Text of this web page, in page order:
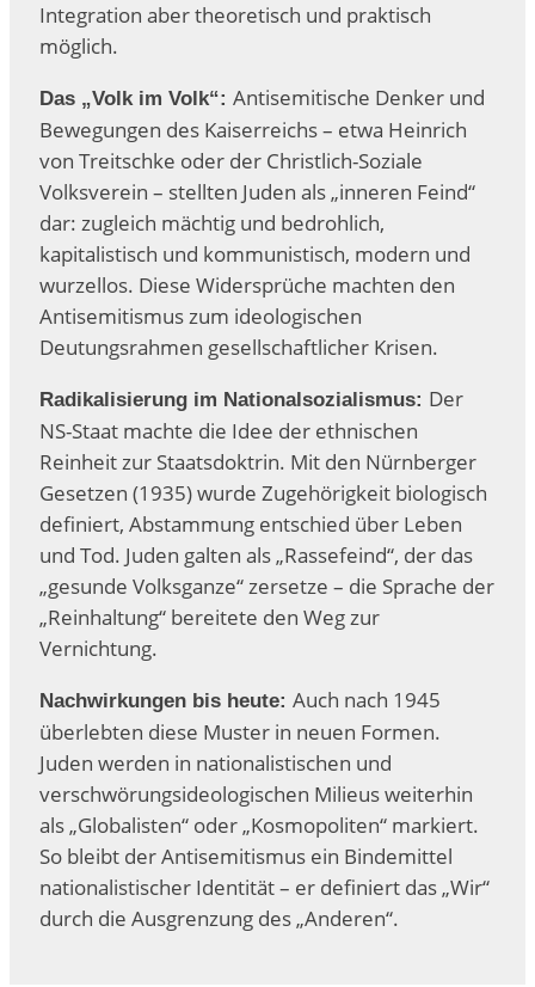
Integration aber theoretisch und praktisch
möglich.
Das „Volk im Volk“: Antisemitische Denker und
Bewegungen des Kaiserreichs – etwa Heinrich
von Treitschke oder der Christlich-Soziale
Volksverein – stellten Juden als „inneren Feind“
dar: zugleich mächtig und bedrohlich,
kapitalistisch und kommunistisch, modern und
wurzellos. Diese Widersprüche machten den
Antisemitismus zum ideologischen
Deutungsrahmen gesellschaftlicher Krisen.
Radikalisierung im Nationalsozialismus: Der
NS-Staat machte die Idee der ethnischen
Reinheit zur Staatsdoktrin. Mit den Nürnberger
Gesetzen (1935) wurde Zugehörigkeit biologisch
definiert, Abstammung entschied über Leben
und Tod. Juden galten als „Rassefeind“, der das
„gesunde Volksganze“ zersetze – die Sprache der
„Reinhaltung“ bereitete den Weg zur
Vernichtung.
Nachwirkungen bis heute: Auch nach 1945
überlebten diese Muster in neuen Formen.
Juden werden in nationalistischen und
verschwörungsideologischen Milieus weiterhin
als „Globalisten“ oder „Kosmopoliten“ markiert.
So bleibt der Antisemitismus ein Bindemittel
nationalistischer Identität – er definiert das „Wir“
durch die Ausgrenzung des „Anderen“.